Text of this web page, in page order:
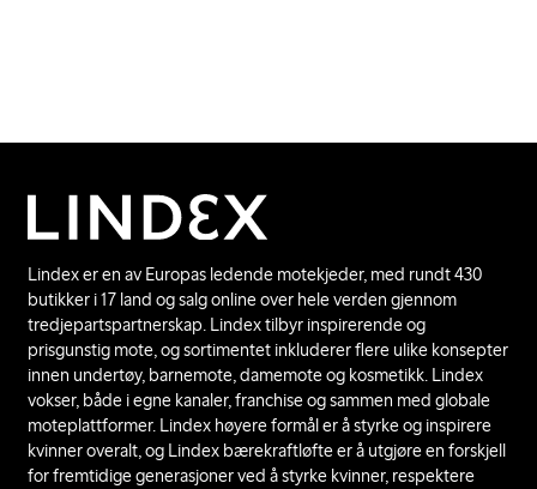
Lindex er en av Europas ledende motekjeder, med rundt 430
butikker i 17 land og salg online over hele verden gjennom
tredjepartspartnerskap. Lindex tilbyr inspirerende og
prisgunstig mote, og sortimentet inkluderer flere ulike konsepter
innen undertøy, barnemote, damemote og kosmetikk. Lindex
vokser, både i egne kanaler, franchise og sammen med globale
moteplattformer. Lindex høyere formål er å styrke og inspirere
kvinner overalt, og Lindex bærekraftløfte er å utgjøre en forskjell
for fremtidige generasjoner ved å styrke kvinner, respektere